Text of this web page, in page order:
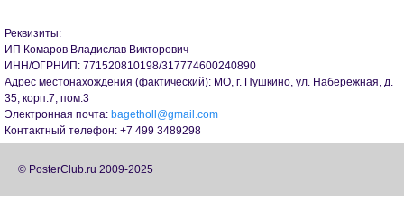
Реквизиты:
ИП Комаров Владислав Викторович
ИНН/ОГРНИП: 771520810198/317774600240890
Адрес местонахождения (фактический): МО, г. Пушкино, ул. Набережная, д.
35, корп.7, пом.3
Электронная почта: bagetholl@gmail.com
Контактный телефон: +7 499 3489298
© PosterClub.ru 2009-2025